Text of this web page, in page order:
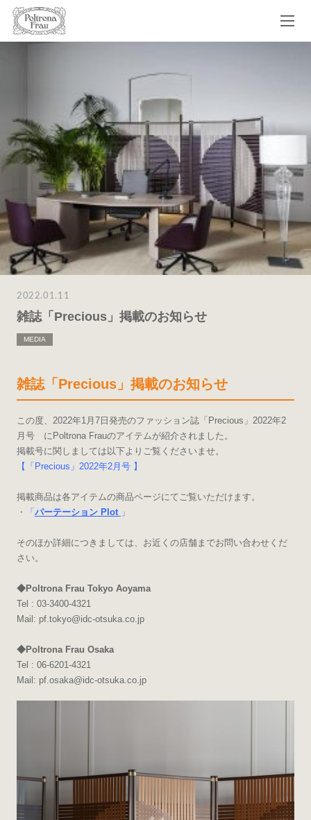
2022.01.11
雑誌「Precious」掲載のお知らせ
MEDIA
雑誌「Precious」掲載のお知らせ
この度、2022年1月7日発売のファッション誌「Precious」2022年2
月号 にPoltrona Frauのアイテムが紹介されました。
掲載号に関しましては以下よりご覧くださいませ。
【「Precious」2022年2月号 】
掲載商品は各アイテムの商品ページにてご覧いただけます。
・
「 パーテーションPlot 」
そのほか詳細につきましては、お近くの店舗までお問い合わせくだ
さい。
◆Poltrona Frau Tokyo Aoyama
Tel : 03-3400-4321
Mail: pf.tokyo@idc-otsuka.co.jp
◆PoltronaFrau Osaka
Tel : 06-6201-4321
Mail: pf.osaka@idc-otsuka.co.jp